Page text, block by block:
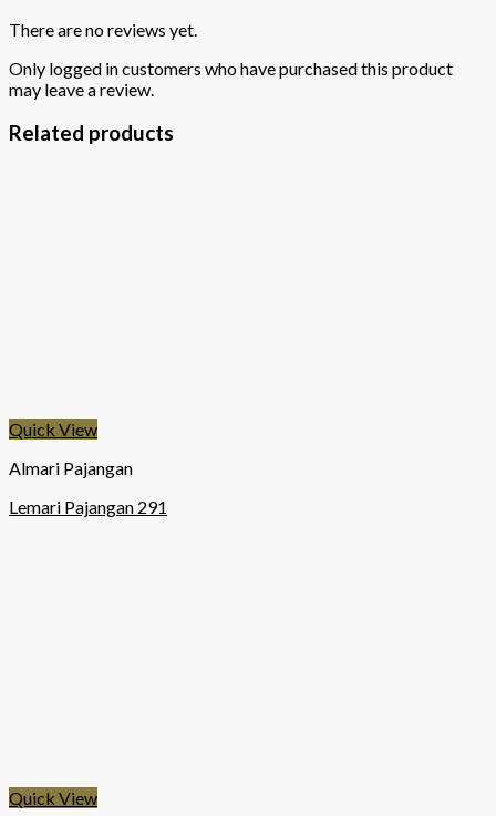
There are no reviews yet.
Only logged in customers who have purchased this product
may leave a review.
Related products
Quick View
Almari Pajangan
Lemari Pajangan 291
Quick View